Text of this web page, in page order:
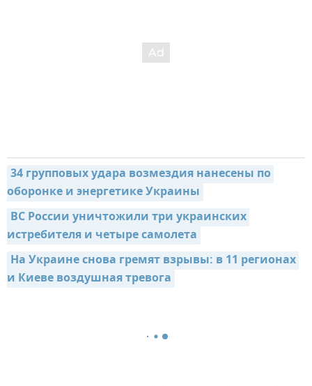
34 групповых удара возмездия нанесены по
оборонке и энергетике Украины
ВС России уничтожили три украинских
истребителя и четыре самолета
На Украине снова гремят взрывы: в 11 регионах
и Киеве воздушная тревога